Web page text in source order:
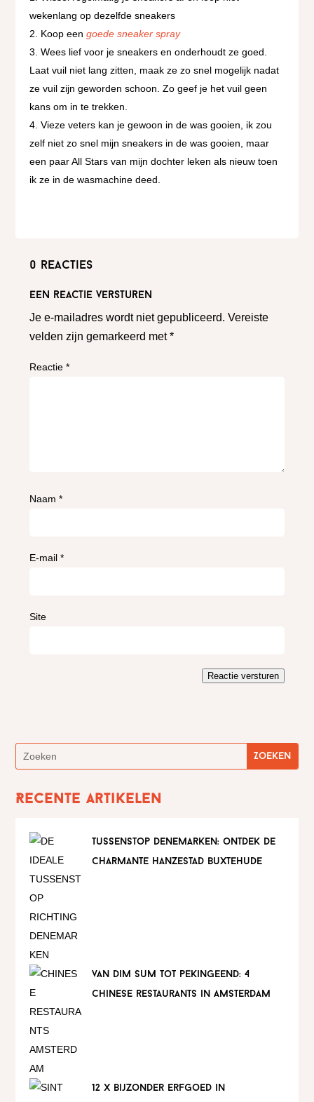
wekenlang op dezelfde sneakers
Koop eengoede sneaker spray
Wees lief voor je sneakers en onderhoudt ze goed.
Laat vuil niet lang zitten, maak ze zo snel mogelijk nadat
ze vuil zijn geworden schoon. Zo geef je het vuil geen
kans om in te trekken.
Vieze veters kan je gewoon in de was gooien, ik zou
zelf niet zo snel mijn sneakers in de was gooien, maar
een paar All Stars van mijn dochter leken als nieuw toen
ik ze in de wasmachine deed.
0 reacties
Een reactie versturen
Je e-mailadres wordt niet gepubliceerd. Vereiste
velden zijn gemarkeerd met*
Reactie*
Naam*
E-mail*
Site
Reactie versturen
Recente artikelen
tussenstop denemarken: ontdek de
charmante hanzestad buxtehude
van dim sum tot pekingeend: 4
chinese restaurants in amsterdam
12 x bijzonder erfgoed in